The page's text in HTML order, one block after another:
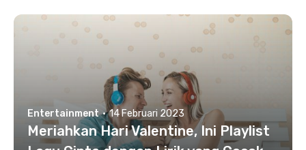
Entertainment · 14 Februari 2023
Meriahkan Hari Valentine, Ini Playlist